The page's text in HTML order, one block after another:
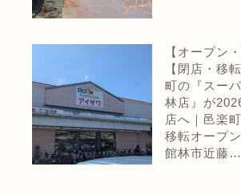
【オープン
【閉店・移
町の『スー
林店』が
店へ｜邑楽
移転オープ
館林市近藤…